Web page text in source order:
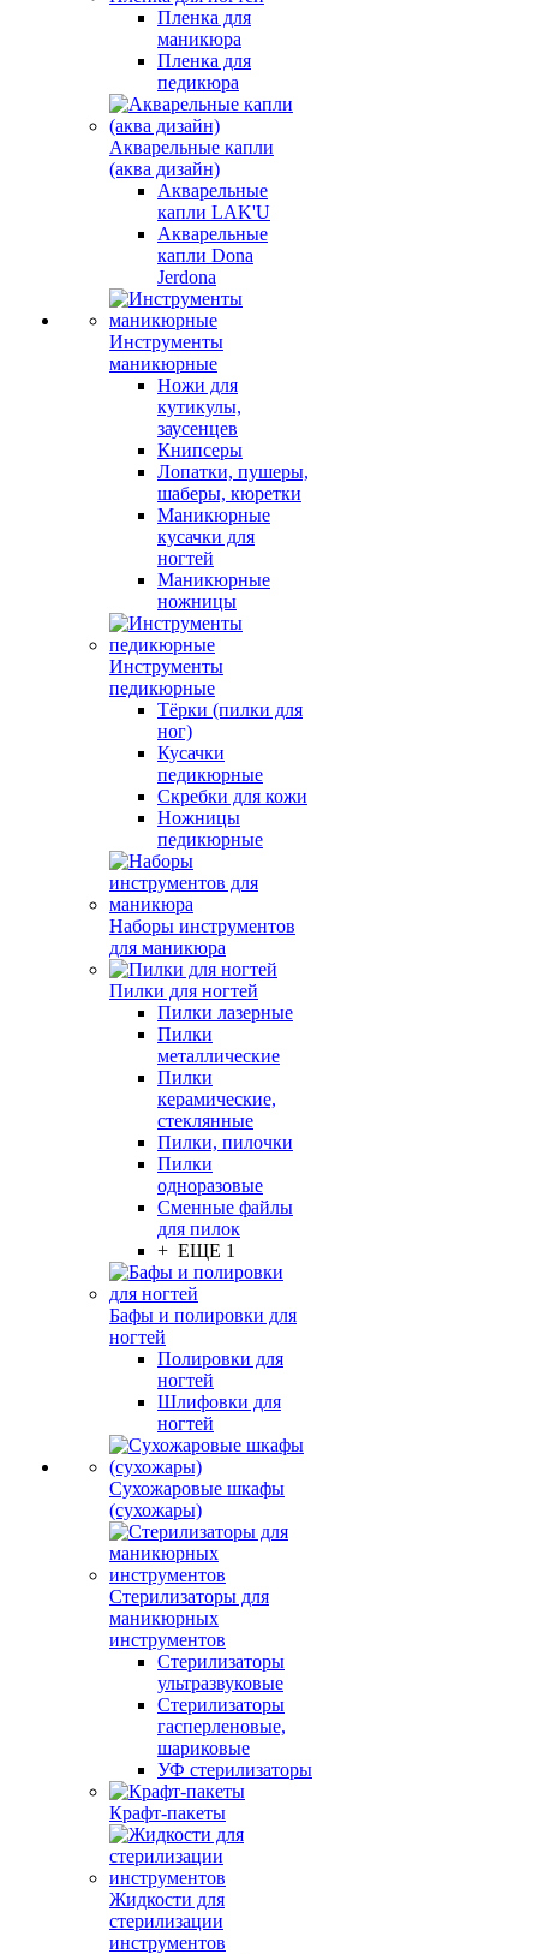
Пленка для
маникюра
Пленка для
педикюра
Акварельные капли
(аква дизайн)
Акварельные
капли LAK'U
Акварельные
капли Dona
Jerdona
Инструменты
маникюрные
Ножи для
кутикулы,
заусенцев
Книпсеры
Лопатки, пушеры,
шаберы, кюретки
Маникюрные
кусачки для
ногтей
Маникюрные
ножницы
Инструменты
педикюрные
Тёрки (пилки для
ног)
Кусачки
педикюрные
Скребки для кожи
Ножницы
педикюрные
Наборы инструментов
для маникюра
Пилки для ногтей
Пилки лазерные
Пилки
металлические
Пилки
керамические,
стеклянные
Пилки, пилочки
Пилки
одноразовые
Сменные файлы
для пилок
+ ЕЩЕ 1
Бафы и полировки для
ногтей
Полировки для
ногтей
Шлифовки для
ногтей
Сухожаровые шкафы
(сухожары)
Стерилизаторы для
маникюрных
инструментов
Стерилизаторы
ультразвуковые
Стерилизаторы
гасперленовые,
шариковые
УФ стерилизаторы
Крафт-пакеты
Жидкости для
стерилизации
инструментов